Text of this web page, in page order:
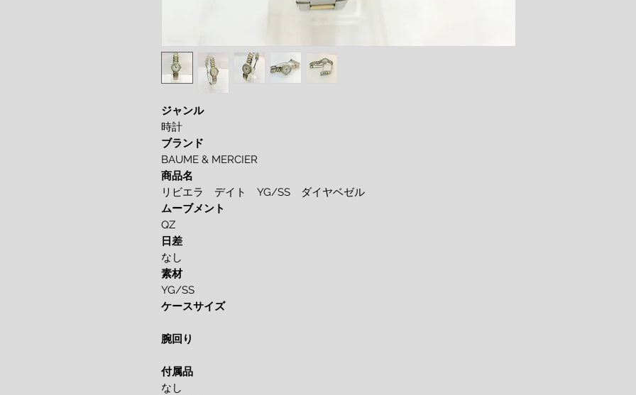
ジャンル
時計
ブランド
BAUME & MERCIER
商品名
リビエラ デイト YG/SS ダイヤベゼル
ムーブメント
QZ
日差
なし
素材
YG/SS
ケースサイズ
腕回り
付属品
なし